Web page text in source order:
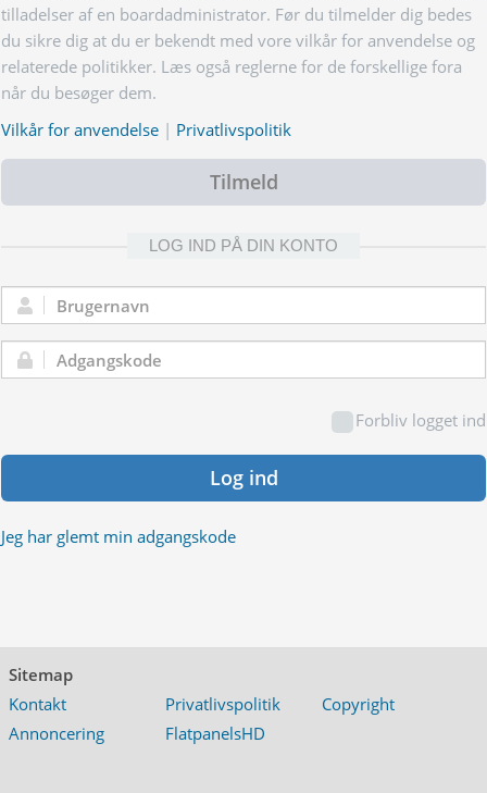
tilladelser af en boardadministrator. Før du tilmelder dig bedes
du sikre dig at du er bekendt med vore vilkår for anvendelse og
relaterede politikker. Læs også reglerne for de forskellige fora
når du besøger dem.
Vilkår for anvendelse | Privatlivspolitik
Tilmeld
LOG IND PÅ DIN KONTO
Brugernavn:
Adgangskode:
Forbliv logget ind
Log ind
Jeg har glemt min adgangskode
Sitemap
Kontakt
Privatlivspolitik
Copyright
Annoncering
FlatpanelsHD